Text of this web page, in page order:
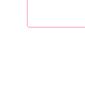
格セミナ